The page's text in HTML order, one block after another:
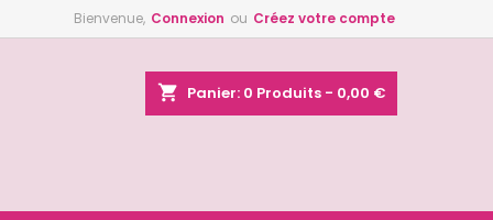
Bienvenue, Connexion ou Créez votre compte
shopping_cart Panier: 0 Produits - 0,00 €